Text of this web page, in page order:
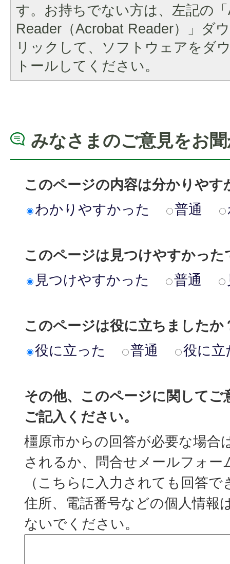
す。お持ちでない方は、左記の
Reader（Acrobat Reader）」ダ
リックして、ソフトウェアをダ
トールしてください。
みなさまのご意見をお
このページの内容は分かりやす
わかりやすかった
普通
このページは見つけやすかった
見つけやすかった
普通
このページは役に立ちましたか
役に立った
普通 役に立
その他、このページに関してご
ご記入ください。
橿原市からの回答が必要な場合
されるか、問合せメールフォー
（こちらに入力されても回答
住所、電話番号などの個人情報
ないでください。